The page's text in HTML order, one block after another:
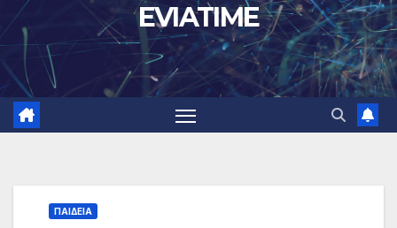
EVIATIME
ΠΑΙΔΕΙΑ